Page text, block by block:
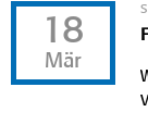
18
Mär